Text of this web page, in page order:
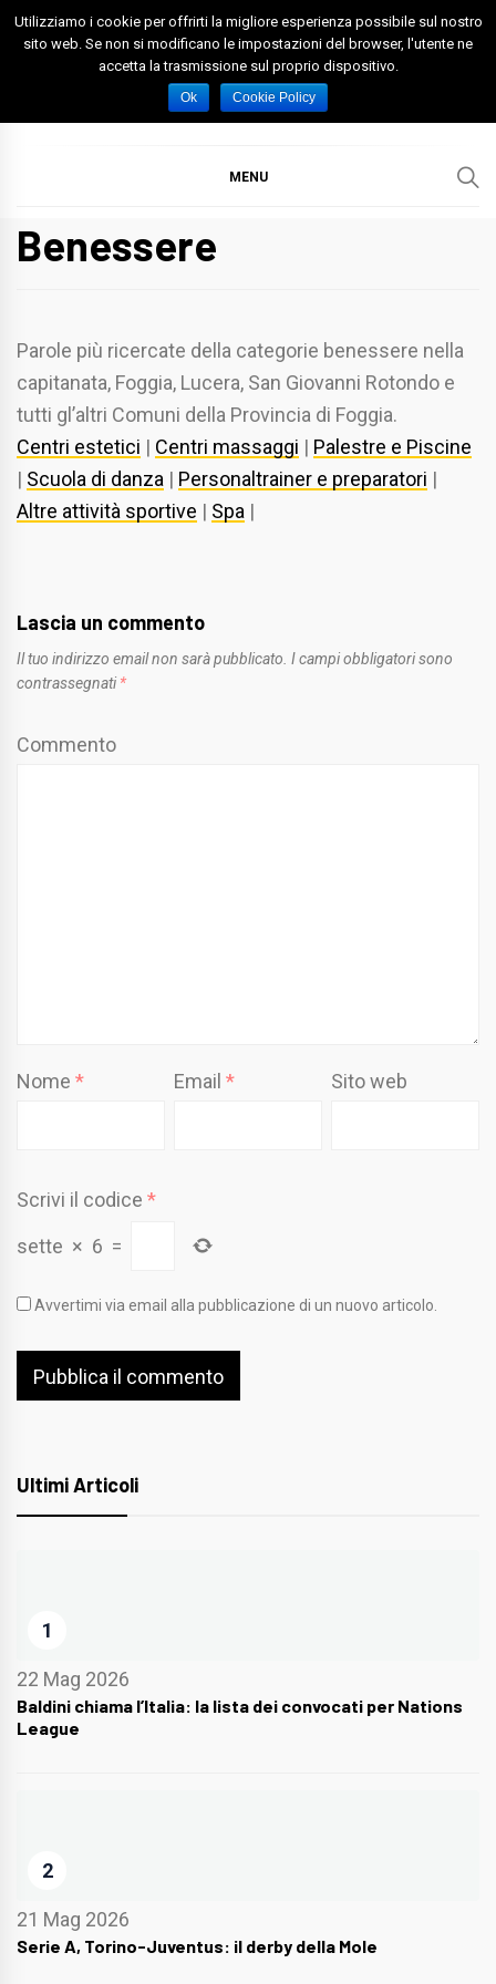
Skip
Spazio Foggia
Foggia News Calcio Eventi e Attività nella Capitanata
MENU
Benessere
Parole più ricercate della categorie benessere nella
capitanata, Foggia, Lucera, San Giovanni Rotondo e
tutti gl’altri Comuni della Provincia di Foggia.
Centri estetici | Centri massaggi | Palestre e Piscine
| Scuola di danza | Personaltrainer e preparatori |
Altre attività sportive | Spa |
Lascia un commento
Il tuo indirizzo email non sarà pubblicato. I campi obbligatori sono
contrassegnati *
Commento
Nome * Email* Sito web
Scrivi il codice *
sette × 6 =
Avvertimi via email alla pubblicazione di un nuovo articolo.
Ultimi Articoli
1
22 Mag 2026
Baldini chiama l’Italia: la lista dei convocati per Nations
League
2
21 Mag 2026
Serie A, Torino-Juventus: il derby della Mole
Utilizziamo i cookie per offrirti la migliore esperienza possibile sul nostro
sito web. Se non si modificano le impostazioni del browser, l'utente ne
accetta la trasmissione sul proprio dispositivo.
Ok Cookie Policy